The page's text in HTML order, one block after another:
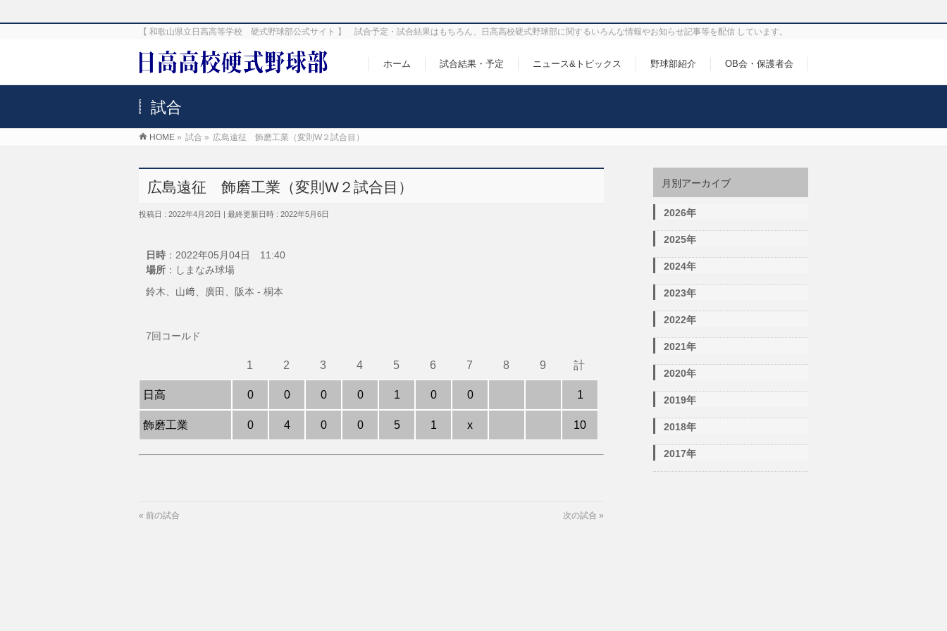
【 和歌山県立日高高等学校 硬式野球部公式サイト 】 試合予定・試合結果はもちろん、日高高校硬式野球部に関するいろんな情報やお知らせ記事等を配信 しています。
ホーム 試合結果・予定 ニュース&トピックス 野球部紹介 OB会・保護者会
試合
HOME » 試合 » 広島遠征 飾磨工業（変則W２試合目）
広島遠征 飾磨工業（変則W２試合目）
投稿日 : 2022年4月20日 最終更新日時 : 2022年5月6日
日時 ：2022年05月04日 11:40
場所 ：しまなみ球場
鈴木、山﨑、廣田、阪本 - 桐本
7回コールド
日高
飾磨工業
1
0
0
2
0
4
3
0
0
4
0
0
5
1
5
6
0
1
7
0
x
8 9 計
1
10
« 前の試合 次の試合 »
月別アーカイブ
2026年
2025年
2024年
2023年
2022年
2021年
2020年
2019年
2018年
2017年